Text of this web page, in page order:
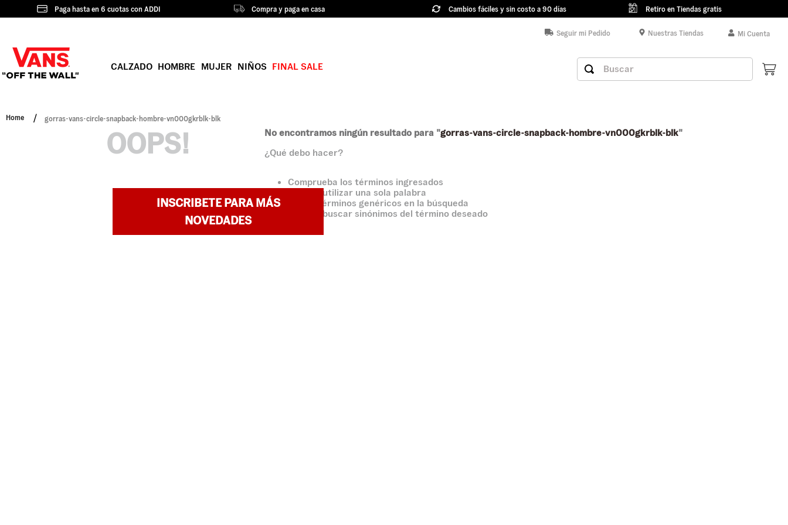
Paga hasta en 6 cuotas con ADDI Compra y paga en casa Cambios fáciles y sin costo a 90 días Retiro en Tiendas gratis
Seguir mi Pedido Nuestras Tiendas Mi Cuenta
CALZADO HOMBRE MUJER NIÑOS FINAL SALE Buscar
gorras-vans-circle-snapback-hombre-vn000gkrblk-blk
OOPS! No encontramos ningún resultado para "gorras-vans-circle-snapback-hombre-vn000gkrblk-blk"
¿Qué debo hacer?
Comprueba los términos ingresados
Intenta utilizar una sola palabra
Utiliza términos genéricos en la búsqueda
Intenta buscar sinónimos del término deseado
INSCRIBETE PARA MÁS
NOVEDADES
2.
knu skool
5.
old skool
6.
knu